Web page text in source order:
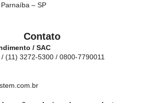
– SP
Contato
/ SAC
(11) 3272-5300 / 0800-7790011